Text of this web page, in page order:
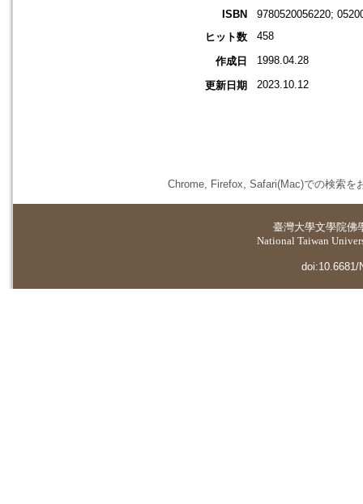
ISBN
9780520056220;
ヒット数
458
作成日 1998.04.28
更新日期 2023.10.12
Chrome, Firefox, Safari(Mac)での検索を
臺灣大學文學院佛
National Taiwan
doi:10.6681/